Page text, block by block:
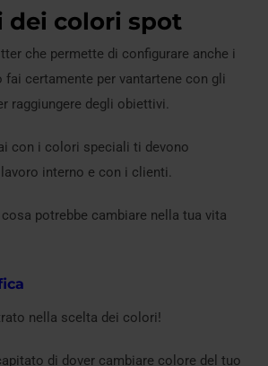
dei colori spot
che permette di configurare anche i
certamente per vantartene con gli
raggiungere degli obiettivi.
con i colori speciali ti devono
interno e con i clienti.
potrebbe cambiare nella tua vita
nella scelta dei colori!
di dover cambiare colore del tuo